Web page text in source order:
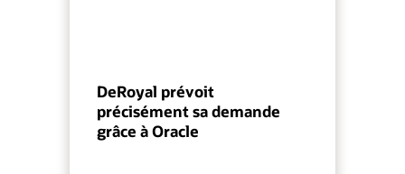
DeRoyal prévoit
précisément sa demande
grâce à Oracle